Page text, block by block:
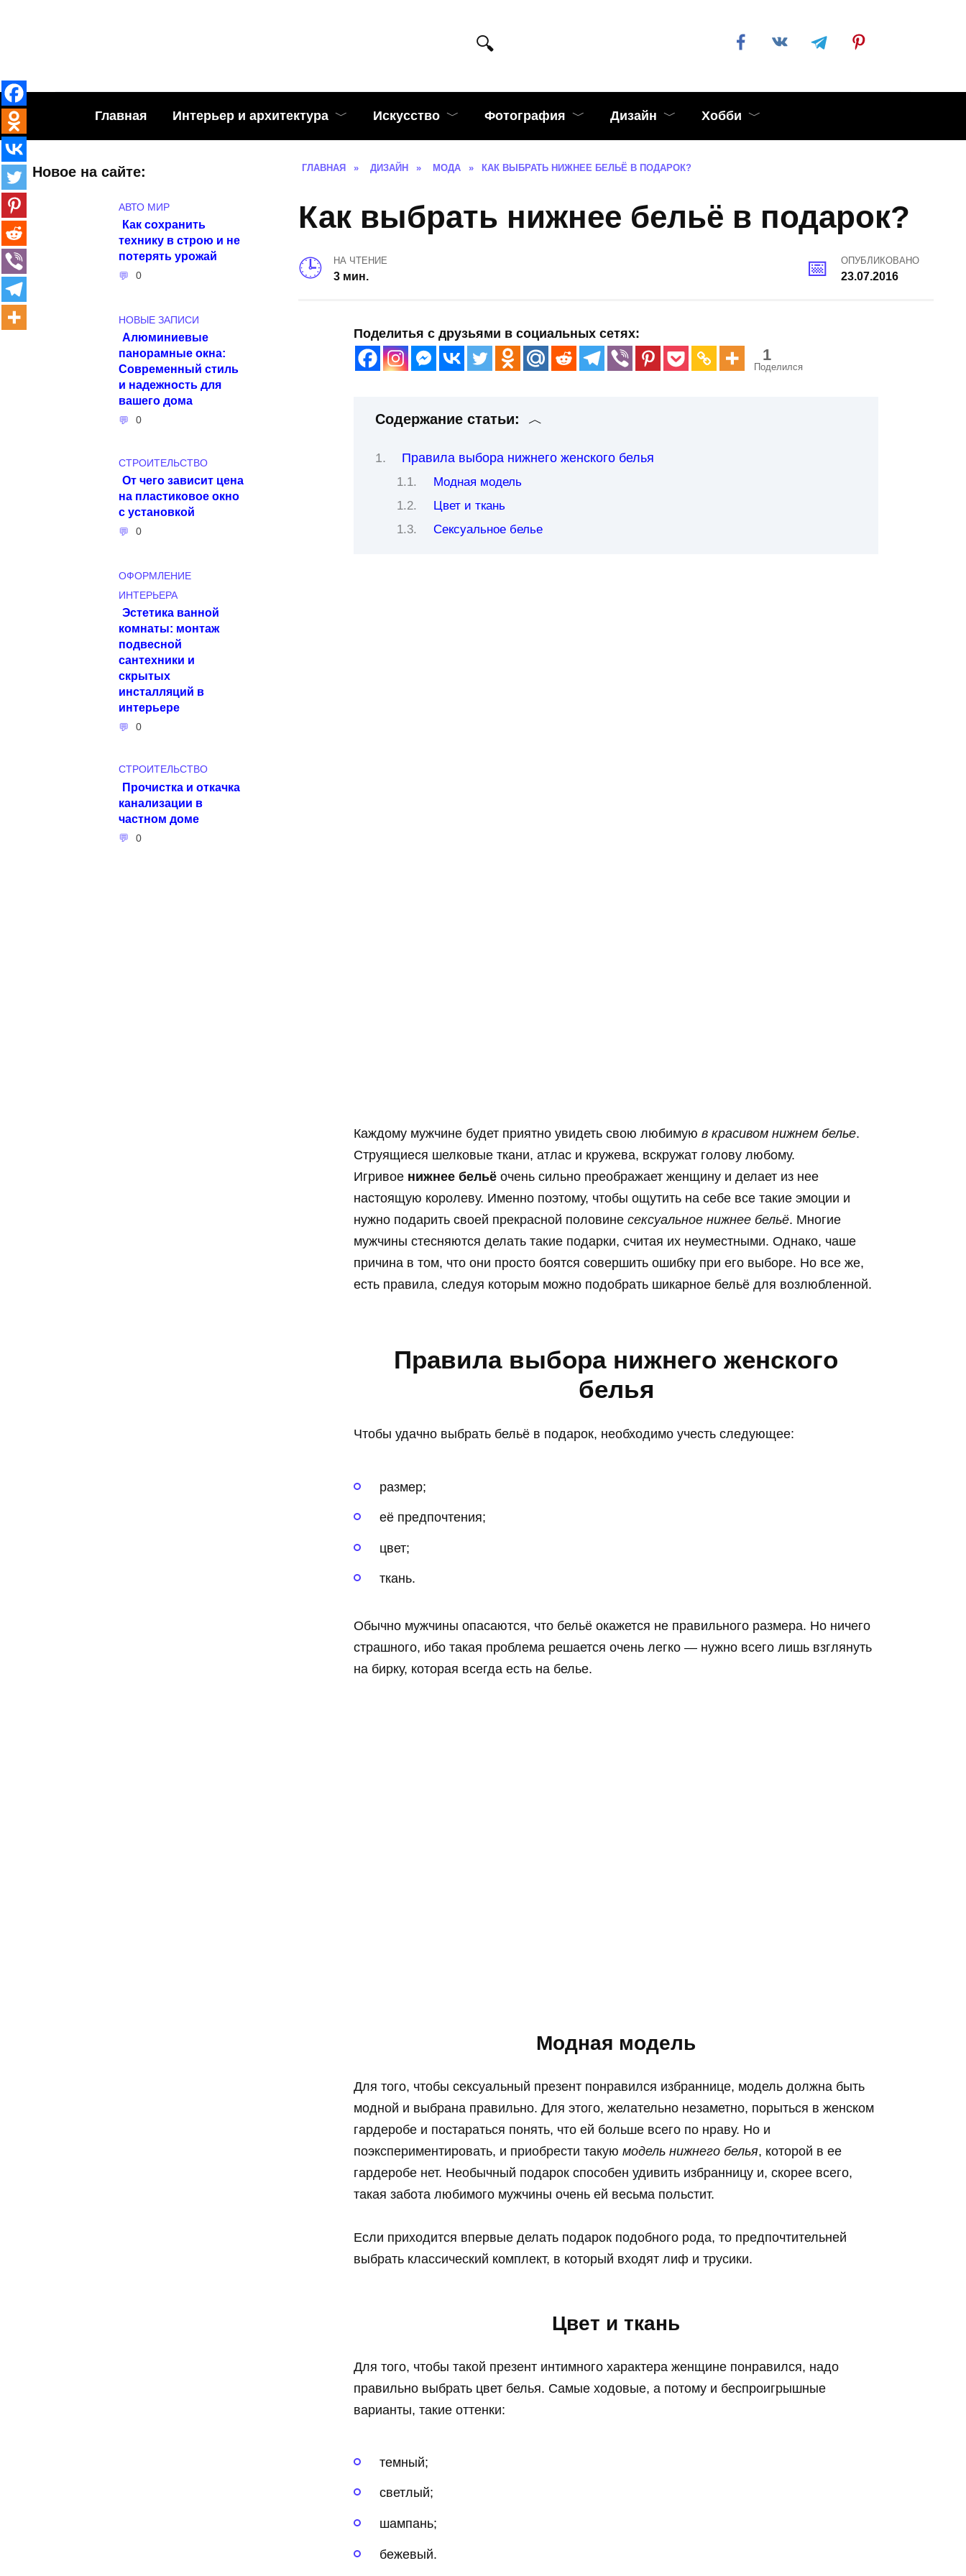
Главная Интерьер и архитектура Искусство Фотография Дизайн Хобби
ГЛАВНАЯ » ДИЗАЙН » МОДА » КАК ВЫБРАТЬ НИЖНЕЕ БЕЛЬЁ В ПОДАРОК?
Как выбрать нижнее бельё в подарок?
НА ЧТЕНИЕ
3 мин.
ОПУБЛИКОВАНО
23.07.2016
Поделитья с друзьями в социальных сетях:
1
Поделился
Содержание статьи:
Правила выбора нижнего женского белья
Модная модель
Цвет и ткань
Сексуальное белье
Каждому мужчине будет приятно увидеть свою любимую в красивом нижнем белье.
Струящиеся шелковые ткани, атлас и кружева, вскружат голову любому.
Игривое нижнее бельё очень сильно преображает женщину и делает из нее
настоящую королеву. Именно поэтому, чтобы ощутить на себе все такие эмоции и
нужно подарить своей прекрасной половине сексуальное нижнее бельё. Многие
мужчины стесняются делать такие подарки, считая их неуместными. Однако, чаше
причина в том, что они просто боятся совершить ошибку при его выборе. Но все же,
есть правила, следуя которым можно подобрать шикарное бельё для возлюбленной.
Правила выбора нижнего женского
белья
Чтобы удачно выбрать бельё в подарок, необходимо учесть следующее:
размер;
её предпочтения;
цвет;
ткань.
Обычно мужчины опасаются, что бельё окажется не правильного размера. Но ничего
страшного, ибо такая проблема решается очень легко — нужно всего лишь взглянуть
на бирку, которая всегда есть на белье.
Модная модель
Для того, чтобы сексуальный презент понравился избраннице, модель должна быть
модной и выбрана правильно. Для этого, желательно незаметно, порыться в женском
гардеробе и постараться понять, что ей больше всего по нраву. Но и
поэкспериментировать, и приобрести такую модель нижнего белья, которой в ее
гардеробе нет. Необычный подарок способен удивить избранницу и, скорее всего,
такая забота любимого мужчины очень ей весьма польстит.
Если приходится впервые делать подарок подобного рода, то предпочтительней
выбрать классический комплект, в который входят лиф и трусики.
Цвет и ткань
Для того, чтобы такой презент интимного характера женщине понравился, надо
правильно выбрать цвет белья. Самые ходовые, а потому и беспроигрышные
варианты, такие оттенки:
темный;
светлый;
шампань;
бежевый.
Новое на сайте:
АВТО МИР
Как сохранить
технику в строю и не
потерять урожай
0
НОВЫЕ ЗАПИСИ
Алюминиевые
панорамные окна:
Современный стиль
и надежность для
вашего дома
0
СТРОИТЕЛЬСТВО
От чего зависит цена
на пластиковое окно
с установкой
0
ОФОРМЛЕНИЕ
ИНТЕРЬЕРА
Эстетика ванной
комнаты: монтаж
подвесной
сантехники и
скрытых
инсталляций в
интерьере
0
СТРОИТЕЛЬСТВО
Прочистка и откачка
канализации в
частном доме
0